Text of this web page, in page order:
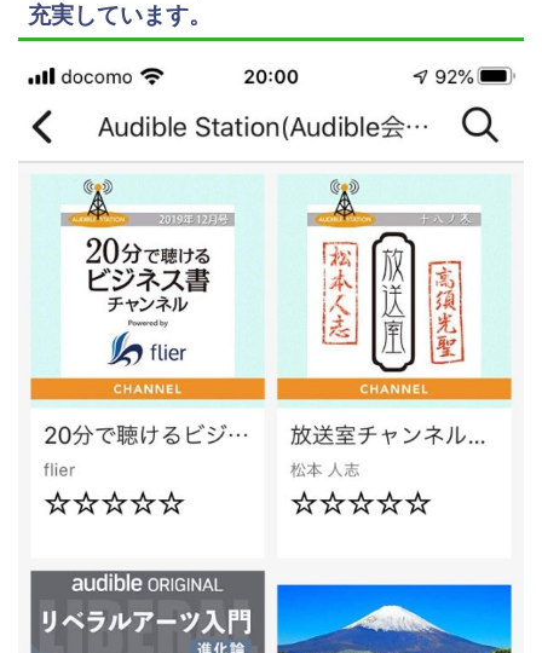
充実しています。